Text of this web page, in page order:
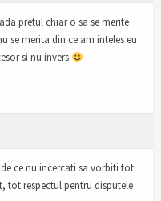
pretul chiar o sa se merite
se merita din ce am inteles eu
si nu invers
ce nu incercati sa vorbiti tot
tot respectul pentru disputele